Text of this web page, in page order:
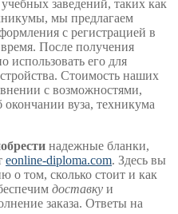
заведений, таких как
мы предлагаем
с регистрацией в
После получения
использовать его для
Стоимость наших
с возможностями,
вуза, техникума
надежные бланки,
eonline-diploma.com. Здесь вы
о том, сколько стоит и как
доставку и
заказа. Ответы на